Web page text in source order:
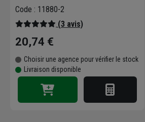
Code : 11880-2
(3 avis)
20,74 €
Choisir une agence pour vérifier le stock
Livraison disponible